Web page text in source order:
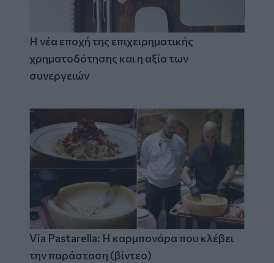
Η νέα εποχή της επιχειρηματικής
χρηματοδότησης και η αξία των
συνεργειών
Via Pastarella: Η καρμπονάρα που κλέβει
την παράσταση (βίντεο)